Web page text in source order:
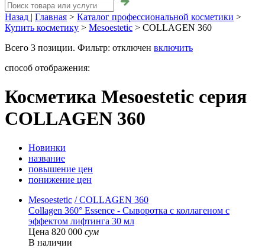
Назад | Главная > Каталог профессиональной косметики >
Купить косметику > Mesoestetic > COLLAGEN 360
Всего 3 позиции. Фильтр: отключен включить
способ отображения:
Косметика Mesoestetic серия
COLLAGEN 360
Новинки
название
повышение цен
понижение цен
Mesoestetic / COLLAGEN 360
Collagen 360° Essence - Сыворотка с коллагеном с
эффектом лифтинга 30 мл
Цена 820 000 сум
В наличии